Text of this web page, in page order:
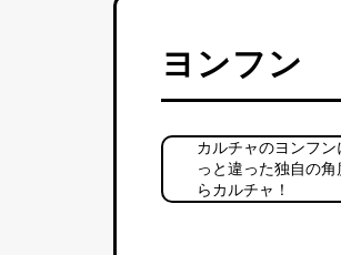
ヨンフン
カルチャのヨンフ
っと違った独自の
らカルチャ！